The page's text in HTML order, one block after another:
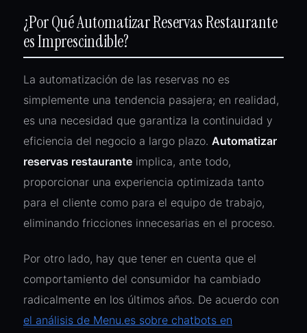
¿Por Qué Automatizar Reservas Restaurante
es Imprescindible?
La automatización de las reservas no es
simplemente una tendencia pasajera; en realidad,
es una necesidad que garantiza la continuidad y
eficiencia del negocio a largo plazo. Automatizar
reservas restaurante implica, ante todo,
proporcionar una experiencia optimizada tanto
para el cliente como para el equipo de trabajo,
eliminando fricciones innecesarias en el proceso.
Por otro lado, hay que tener en cuenta que el
comportamiento del consumidor ha cambiado
radicalmente en los últimos años. De acuerdo con
el análisis de Menu.es sobre chatbots en